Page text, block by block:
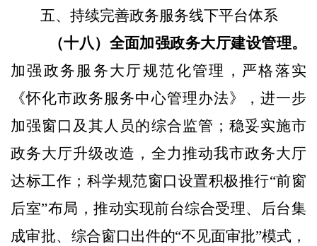
五、持续完善政务服务线下平台体系
（十八）全面加强政务大厅建设管理。
加强政务服务大厅规范化管理，严格落实
《怀化市政务服务中心管理办法》，进一步
加强窗口及其人员的综合监管；稳妥实施市
政务大厅升级改造，全力推动我市政务大厅
达标工作；科学规范窗口设置积极推行“前窗
后室”布局，推动实现前台综合受理、后台集
成审批、 综合窗口出件的“不见面审批”模式，